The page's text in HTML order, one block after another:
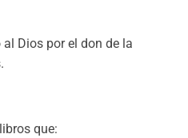
Dios por el don de la
que: